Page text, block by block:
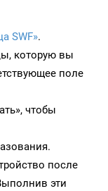
SWF».
которую вы
поле
чтобы
после
эти